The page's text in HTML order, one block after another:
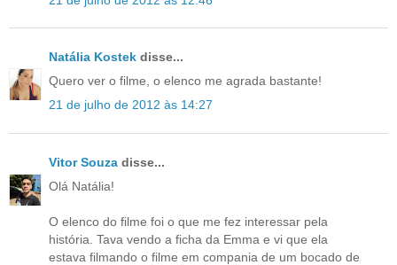
Natália Kostek disse...
Quero ver o filme, o elenco me agrada bastante!
21 de julho de 2012 às 14:27
Vitor Souza disse...
Olá Natália!
O elenco do filme foi o que me fez interessar pela
história. Tava vendo a ficha da Emma e vi que ela
estava filmando o filme em compania de um bocado de